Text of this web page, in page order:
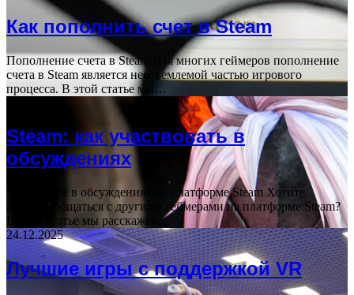
Как пополнить счет в Steam
Пополнение счета в Steam Для многих геймеров пополнение
счета в Steam является неотъемлемой частью игрового
процесса. В этой статье мы…
Steam: как участвовать в
обсуждениях
Участвуйте в обсуждениях на платформе Steam Хотите
активно общаться с другими геймерами на платформе Steam?
В этой статье мы расскажем…
24.12.2025
Лучшие игры с поддержкой VR